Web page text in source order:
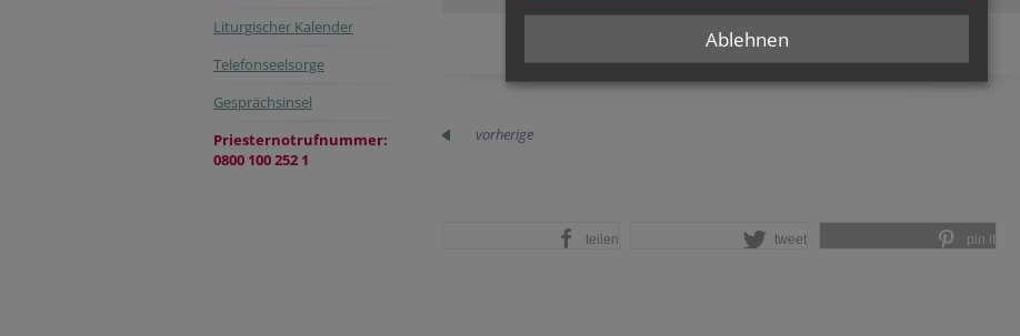
Liturgischer Kalender
Telefonseelsorge
Gesprächsinsel
Priesternotrufnummer:
0800 100 252 1
vorherige
teilen tweet pin it
Ablehnen